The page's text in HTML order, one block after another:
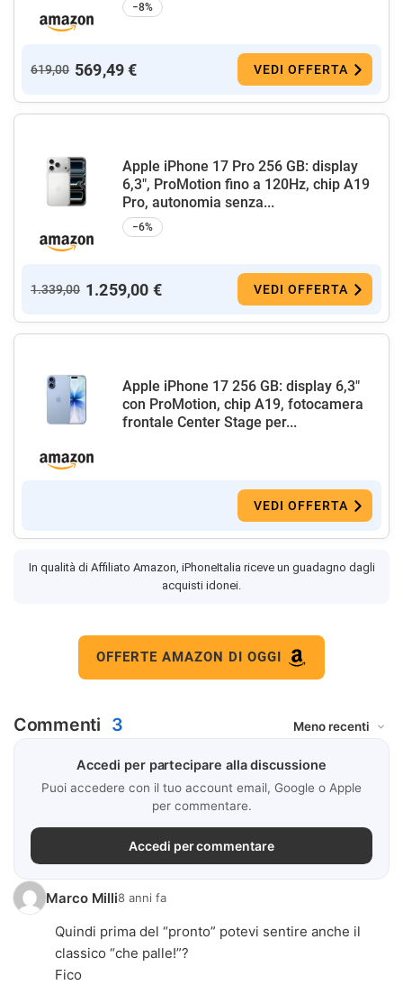
−8%
619,00 569,49 € VEDI OFFERTA
Apple iPhone 17 Pro 256 GB: display
6,3", ProMotion fino a 120Hz, chip A19
Pro, autonomia senza...
−6%
1.339,00 1.259,00 € VEDI OFFERTA
Apple iPhone 17 256 GB: display 6,3"
con ProMotion, chip A19, fotocamera
frontale Center Stage per...
VEDI OFFERTA
In qualità di Affiliato Amazon, iPhoneItalia riceve un guadagno dagli
acquisti idonei.
OFFERTE AMAZON DI OGGI
Commenti 3
Accedi per partecipare alla discussione
Puoi accedere con il tuo account email, Google o Apple
per commentare.
Accedi per commentare
Marco Milli8 anni fa
Quindi prima del “pronto” potevi sentire anche il
classico “che palle!”?
Fico